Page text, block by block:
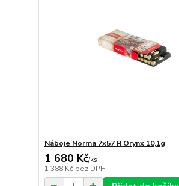
Náboje Norma 7x57 R Orynx 10,1g
1 680 Kč/ks
1 388 Kč bez DPH